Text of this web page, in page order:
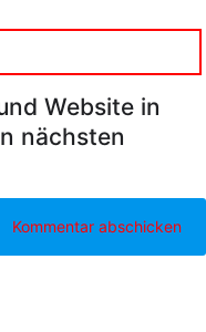
Website in
nächsten